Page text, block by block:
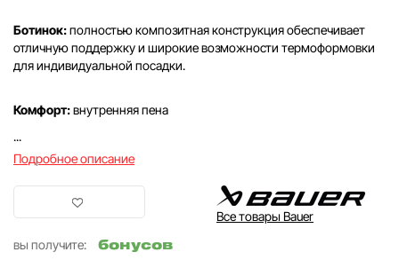
Ботинок:полностью композитная конструкция обеспечивает
отличную поддержку и широкие возможности термоформовки
для индивидуальной посадки.
Комфорт:внутренняя пена
...
Подробное описание
Все товары Bauer
вы получите:
бонусов